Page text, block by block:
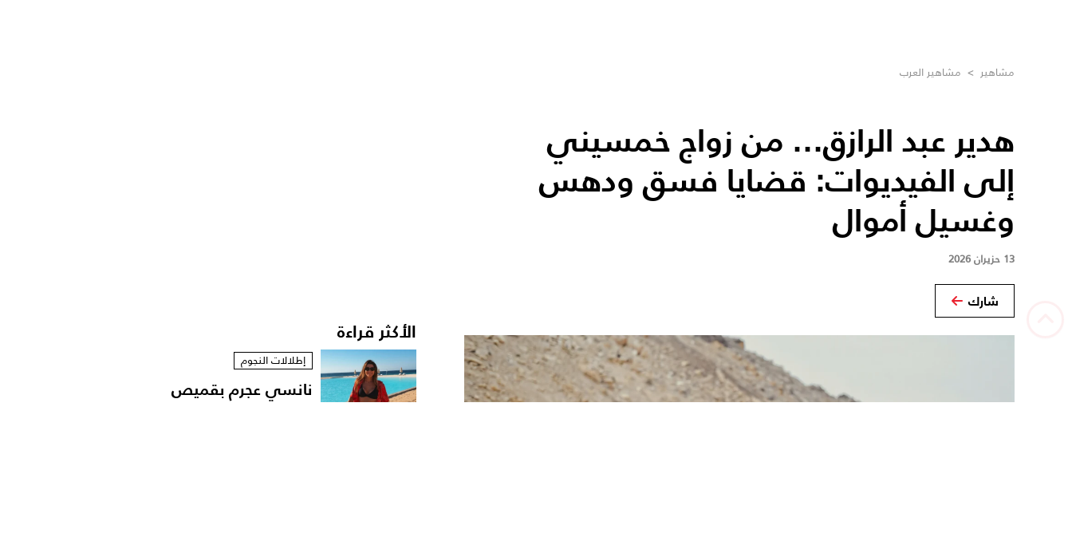
مشاهير > مشاهير العرب
هدير عبد الرازق... من زواج خمسيني
إلى الفيديوات: قضايا فسق ودهس
وغسيل أموال
13 حزيران 2026
شارك
الأكثر قراءة
إطلالات النجوم
نانسي عجرم بقميص
مفتوح في لقطات عفوية